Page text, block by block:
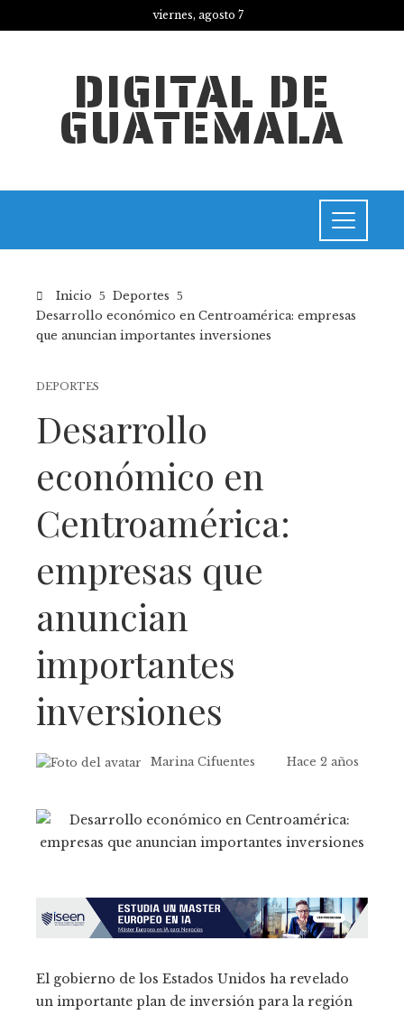
viernes, agosto 7
DIGITAL DE
GUATEMALA
Inicio
Deportes
Desarrollo económico en Centroamérica: empresas
que anuncian importantes inversiones
DEPORTES
Desarrollo
económico en
Centroamérica:
empresas que
anuncian
importantes
inversiones
Marina Cifuentes Hace 2 años
El gobierno de los Estados Unidos ha revelado
un importante plan de inversión para la región